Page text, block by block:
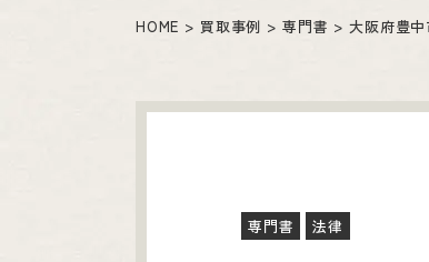
HOME 買取事例 専門書 大阪府豊
専門書 法律